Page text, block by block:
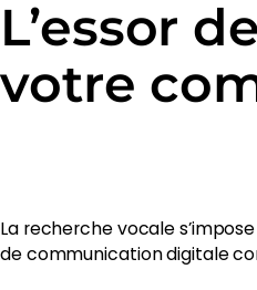
L’essor
votre
La recherche vocale
de communication digitale